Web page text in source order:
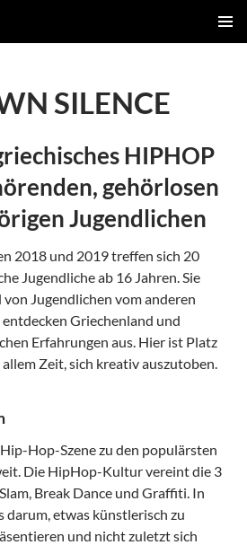
SILENCE
HIPHOP
gehörlosen
Jugendlichen
2018 und 2019 treffen sich 20
Jugendliche ab 16 Jahren. Sie
Jugendlichen vom anderen
entdecken Griechenland und
Erfahrungen aus. Hier ist Platz
Zeit, sich kreativ auszutoben.
Hop-Szene zu den populärsten
Die HipHop-Kultur vereint die 3
Break Dance und Graffiti. In
darum, etwas künstlerisch zu
und nicht zuletzt sich